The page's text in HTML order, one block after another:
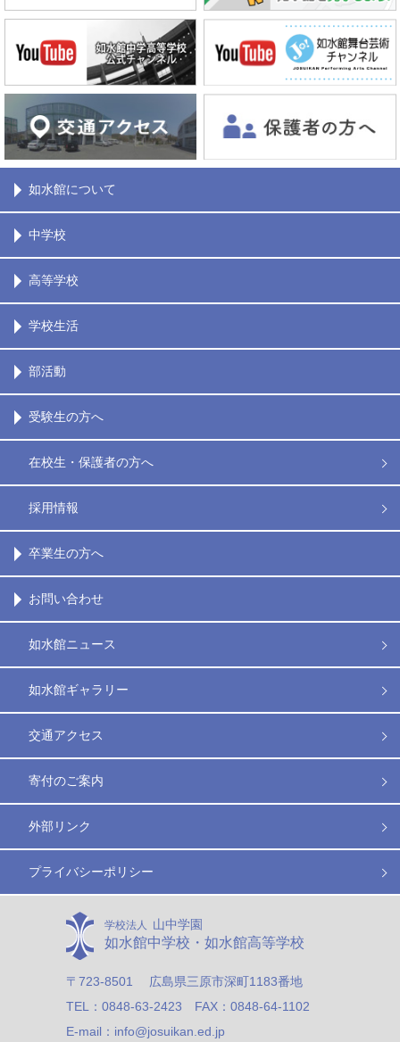
如水館について
中学校
高等学校
学校生活
部活動
受験生の方へ
在校生・保護者の方へ
採用情報
卒業生の方へ
お問い合わせ
如水館ニュース
如水館ギャラリー
交通アクセス
寄付のご案内
外部リンク
プライバシーポリシー
学校法人 山中学園
如水館中学校・如水館高等学校
〒723-8501 広島県三原市深町1183番地
TEL：0848-63-2423 FAX：0848-64-1102
E-mail：info@josuikan.ed.jp